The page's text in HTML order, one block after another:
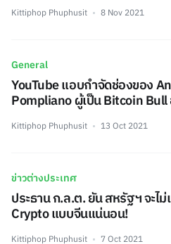
Kittiphop Phuphusit 8 Nov 2021
General
YouTube แอบกำจัดช่องของ
Pompliano ผู้เป็น Bitcoin
Kittiphop Phuphusit 13 Oct 2021
ข่าวต่างประเทศ
ประธาน ก.ล.ต. ยัน สหรัฐฯ จะไ
Crypto แบบจีนแน่นอน!
Kittiphop Phuphusit 7 Oct 2021